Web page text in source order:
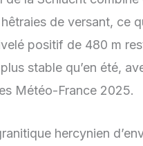
de versant, ce
positif de 480 m
stable qu’en été,
Météo-France 2025.
hercynien